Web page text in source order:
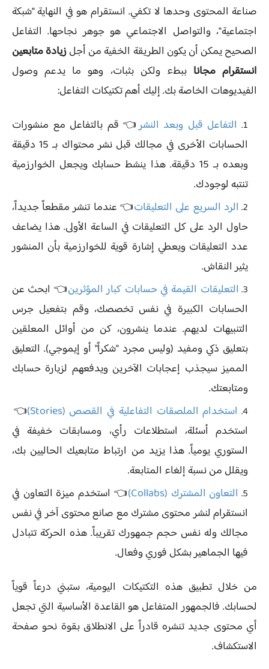
صناعة المحتوى وحدها لا تكفي. انستقرام هو في النهاية "شبكة
اجتماعية"، والتواصل الاجتماعي هو جوهر نجاحها. التفاعل
الصحيح يمكن أن يكون الطريقة الخفية من أجلزيادة متابعين
انستقرام مجانا ببطء ولكن بثبات، وهو ما يدعم وصول
الفيديوهات الخاصة بك. إليك أهم تكتيكات التفاعل:
التفاعل قبل وبعد النشر👈 قم بالتفاعل مع منشورات
الحسابات الأخرى في مجالك قبل نشر محتواك بـ 15 دقيقة
وبعده بـ 15 دقيقة. هذا ينشط حسابك ويجعل الخوارزمية
تنتبه لوجودك.
الرد السريع على التعليقات👈 عندما تنشر مقطعاً جديداً،
حاول الرد على كل التعليقات في الساعة الأولى. هذا يضاعف
عدد التعليقات ويعطي إشارة قوية للخوارزمية بأن المنشور
يثير النقاش.
التعليقات القيمة في حسابات كبار المؤثرين👈 ابحث عن
الحسابات الكبيرة في نفس تخصصك، وقم بتفعيل جرس
التنبيهات لديهم. عندما ينشرون، كن من أوائل المعلقين
بتعليق ذكي ومفيد (وليس مجرد "شكراً" أو إيموجي). التعليق
المميز سيجذب إعجابات الآخرين ويدفعهم لزيارة حسابك
ومتابعتك.
استخدام الملصقات التفاعلية في القصص (Stories)
👈
استخدم أسئلة، استطلاعات رأي، ومسابقات خفيفة في
الستوري يومياً. هذا يزيد من ارتباط متابعيك الحاليين بك،
ويقلل من نسبة إلغاء المتابعة.
التعاون المشترك (Collabs)
👈 استخدم ميزة التعاون في
انستقرام لنشر محتوى مشترك مع صانع محتوى آخر في نفس
مجالك وله نفس حجم جمهورك تقريباً. هذه الحركة تتبادل
فيها الجماهير بشكل فوري وفعال.
من خلال تطبيق هذه التكتيكات اليومية، ستبني درعاً قوياً
لحسابك. فالجمهور المتفاعل هو القاعدة الأساسية التي تجعل
أي محتوى جديد تنشره قادراً على الانطلاق بقوة نحو صفحة
الاستكشاف.